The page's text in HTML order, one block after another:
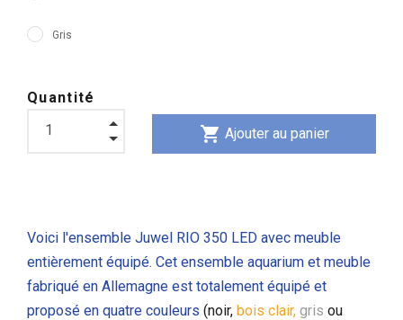
Gris
Quantité
shopping_cart Ajouter au panier
Voici l'ensemble Juwel RIO 350 LED avec meuble
entièrement équipé. Cet ensemble aquarium et meuble
fabriqué en Allemagne est totalement équipé et
proposé en quatre couleurs (noir, bois clair, gris ou